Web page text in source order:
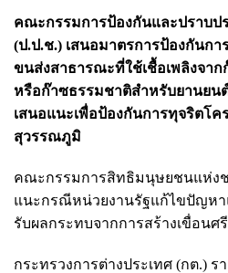
คณะกรรมการป้องกันและปราบป
(ป.ป.ช.) เสนอมาตรการป้องกันก
ขนส่งสาธารณะที่ใช้เชื้อเพลิงจา
หรือก๊าซธรรมชาติสำหรับยานยน
เสนอแนะเพื่อป้องกันการทุจริตโ
สุวรรณภูมิ
คณะกรรมการสิทธิมนุษยชนแห่งช
แนะกรณีหน่วยงานรัฐแก้ไขปัญหา
รับผลกระทบจากการสร้างเขื่อน
กระทรวงการต่างประเทศ (กต.)